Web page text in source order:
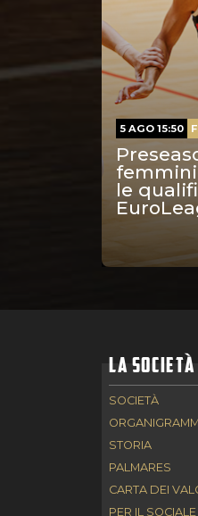
le
5 AGO 15:50
LA SOCIETÀ
SOCIETÀ
STORIA
PALMARES
CARTA DEI
PER IL SOCIALE